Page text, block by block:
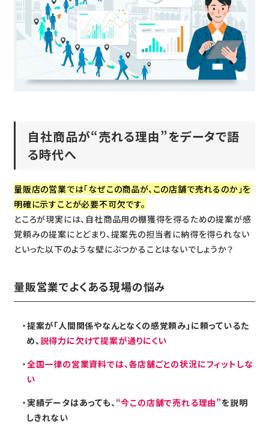
自社商品が“売れる理由”をデータで語
る時代へ
量販店の営業では「なぜこの商品が、この店舗で売れるのか」を
明確に示すことが必要不可欠です。
ところが現実には、自社商品用の棚獲得を得るための提案が感
覚頼みの提案にとどまり、提案先の担当者に納得を得られない
といった以下のような壁にぶつかることはないでしょうか？
量販営業でよくある現場の悩み
提案が「人間関係やなんとなくの感覚頼み」に頼っているた
め、説得力に欠けて提案が通りにくい
全国一律の営業資料では、各店舗ごとの状況にフィットしな
い
実績データはあっても、 “今この店舗で売れる理由”を説明
しきれない